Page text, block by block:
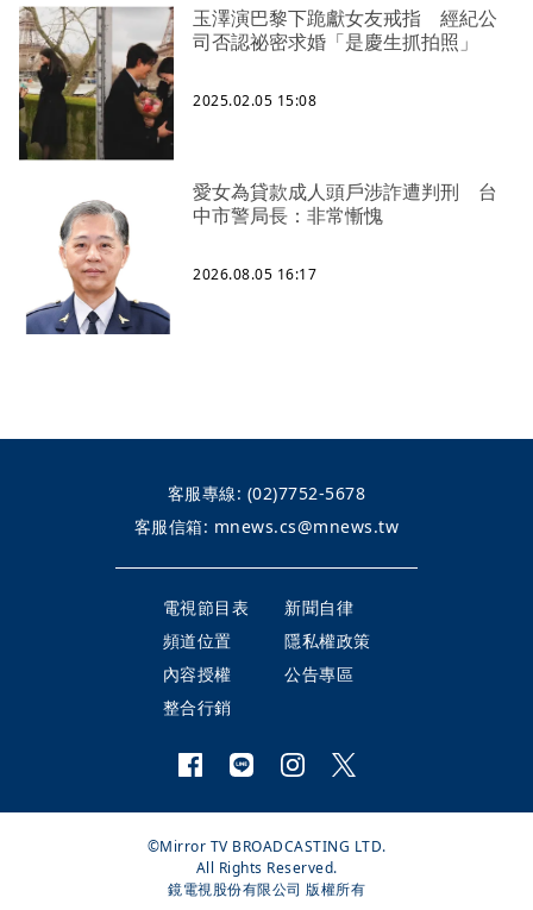
玉澤演巴黎下跪獻女友戒指 經紀公
司否認祕密求婚「是慶生抓拍照」
2025.02.05 15:08
愛女為貸款成人頭戶涉詐遭判刑 台
中市警局長：非常慚愧
2026.08.05 16:17
客服專線: (02)7752-5678
客服信箱: mnews.cs@mnews.tw
電視節目表
新聞自律
頻道位置
隱私權政策
內容授權
公告專區
整合行銷
©Mirror TV BROADCASTING LTD.
All Rights Reserved.
鏡電視股份有限公司 版權所有